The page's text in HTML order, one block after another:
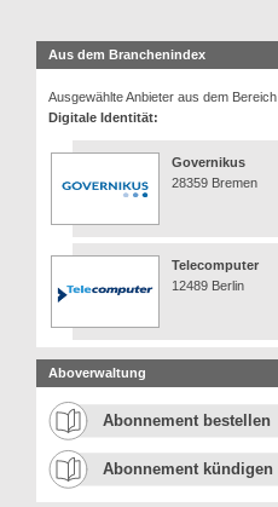
Aus dem Branchenindex
Ausgewählte Anbieter aus dem Bereich
Digitale Identität:
Governikus
28359 Bremen
Telecomputer
12489 Berlin
Aboverwaltung
Abonnement bestellen
Abonnement kündigen